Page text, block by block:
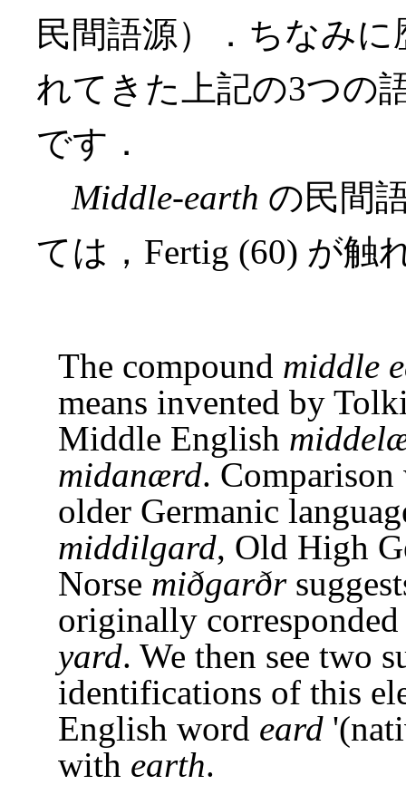
民間語源）．ちなみ
れてきた上記の3つの
です．
Middle-earth の民間
ては，Fertig (60) が触
The compound middle
means invented by
Middle English
midanærd.
older Germanic
middilgard, Old High
Norse miðgarðr
originally
yard. We then see two
identifications of this
English word eard
with earth.